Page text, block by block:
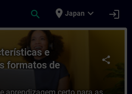
search place Japan expand_more login
– Características e
share
e
formatos de